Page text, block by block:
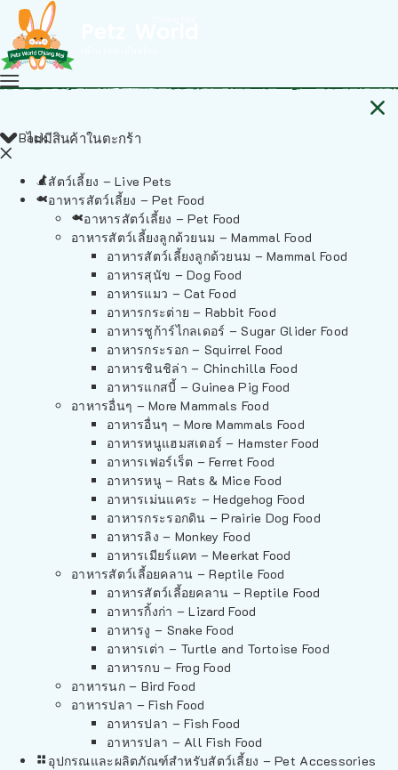
ไม่มีสินค้าในตะกร้า
Back
สัตว์เลี้ยง – Live Pets
อาหารสัตว์เลี้ยง – Pet Food
อาหารสัตว์เลี้ยง – Pet Food
อาหารสัตว์เลี้ยงลูกด้วยนม – Mammal Food
อาหารสัตว์เลี้ยงลูกด้วยนม – Mammal Food
อาหารสุนัข – Dog Food
อาหารแมว – Cat Food
อาหารกระต่าย – Rabbit Food
อาหารชูก้าร์ไกลเดอร์ – Sugar Glider Food
อาหารกระรอก – Squirrel Food
อาหารชินชิล่า – Chinchilla Food
อาหารแกสบี้ – Guinea Pig Food
อาหารอื่นๆ – More Mammals Food
อาหารอื่นๆ – More Mammals Food
อาหารหนูแฮมสเตอร์ – Hamster Food
อาหารเฟอร์เร็ต – Ferret Food
อาหารหนู – Rats & Mice Food
อาหารเม่นแคระ – Hedgehog Food
อาหารกระรอกดิน – Prairie Dog Food
อาหารลิง – Monkey Food
อาหารเมียร์แคท – Meerkat Food
อาหารสัตว์เลี้อยคลาน – Reptile Food
อาหารสัตว์เลี้อยคลาน – Reptile Food
อาหารกิ้งก่า – Lizard Food
อาหารงู – Snake Food
อาหารเต่า – Turtle and Tortoise Food
อาหารกบ – Frog Food
อาหารนก – Bird Food
อาหารปลา – Fish Food
อาหารปลา – Fish Food
อาหารปลา – All Fish Food
อุปกรณและผลิตภัณฑ์สำหรับสัตว์เลี้ยง – Pet Accessories